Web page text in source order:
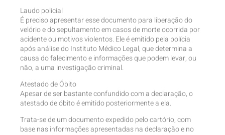
Laudo policial
É preciso apresentar esse documento para liberação do
velório e do sepultamento em casos de morte ocorrida por
acidente ou motivos violentos. Ele é emitido pela polícia
após análise do Instituto Médico Legal, que determina a
causa do falecimento e informações que podem levar, ou
não, a uma investigação criminal.
Atestado de Óbito
Apesar de ser bastante confundido com a declaração, o
atestado de óbito é emitido posteriormente a ela.
Trata-se de um documento expedido pelo cartório, com
base nas informações apresentadas na declaração e no